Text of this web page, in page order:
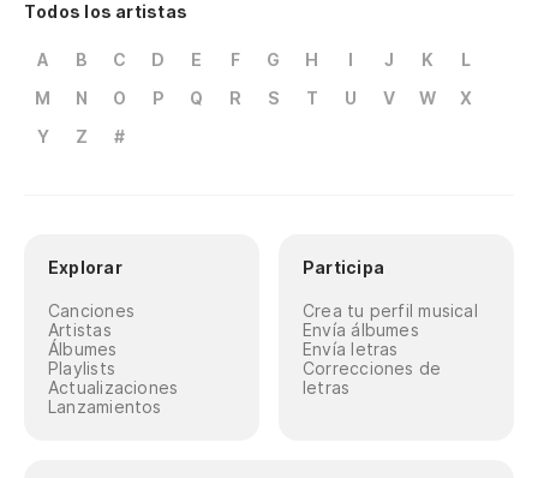
Todos los artistas
A B C D E F G H I J K
L
M
N O P Q R S T U V W
X
Y
Z #
Explorar
Canciones
Artistas
Álbumes
Playlists
Actualizaciones
Lanzamientos
Participa
Crea tu perfil musical
Envía álbumes
Envía letras
Correcciones de
letras